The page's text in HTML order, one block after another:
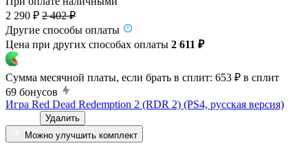
2 290 ₽ 2 402 ₽
Другие способы оплаты
Цена при других способах оплаты 2 611 ₽
Сумма месячной платы, если брать в сплит: 653 ₽ в сплит
69 бонусов
Игра Red Dead Redemption 2 (RDR 2) (PS4, русская версия)
Удалить
Можно улучшить комплект